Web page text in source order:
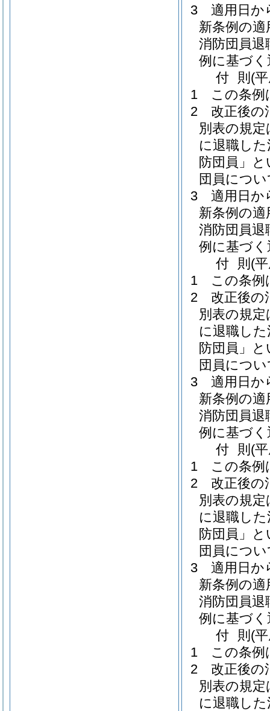
3
適用日か
新条例の
消防団員退
例に基づ
付 則 (
1
この条例
2
改正後の
別表の規
に退職し
防団員」
団員につ
3
適用日か
新条例の
消防団員退
例に基づ
付 則 (
1
この条例
2
改正後の
別表の規
に退職し
防団員」
団員につ
3
適用日か
新条例の
消防団員退
例に基づ
付 則 (
1
この条例
2
改正後の
別表の規
に退職し
防団員」
団員につ
3
適用日か
新条例の
消防団員退
例に基づ
付 則 (
1
この条例
2
改正後の
別表の規
に退職し